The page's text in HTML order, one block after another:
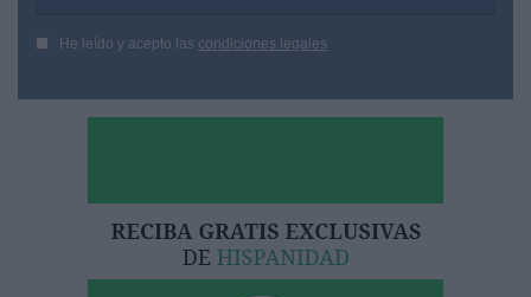
He leído y acepto las condiciones legales